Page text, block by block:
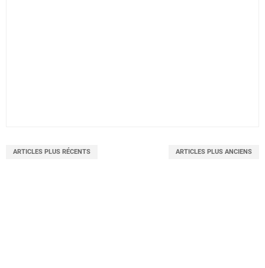
ARTICLES PLUS RÉCENTS ARTICLES PLUS ANCIENS